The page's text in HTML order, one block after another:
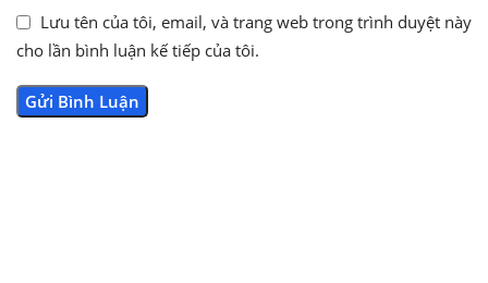
Lưu tên của tôi, email, và trang web trong trình duyệt này
cho lần bình luận kế tiếp của tôi.